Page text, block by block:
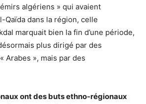
algériens » qui avaient
Qaïda dans la région, celle
marquait bien la fin d’une période,
plus dirigé par des
Arabes », mais par des
ont des buts ethno-régionaux